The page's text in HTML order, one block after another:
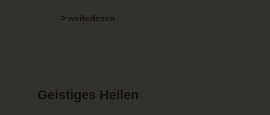
> weiterlesen
Geistiges Heilen